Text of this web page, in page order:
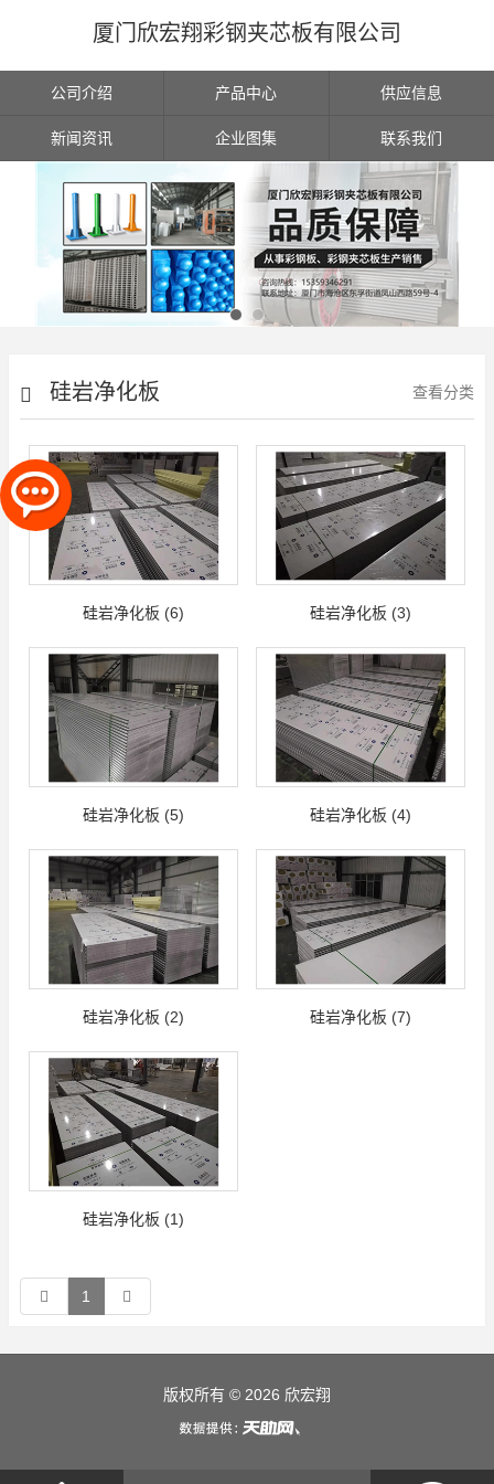
厦门欣宏翔彩钢夹芯板有限公司
公司介绍 产品中心 供应信息
新闻资讯 企业图集 联系我们
硅岩净化板 查看分类
硅岩净化板 (6) 硅岩净化板 (3)
硅岩净化板 (5) 硅岩净化板 (4)
硅岩净化板 (2) 硅岩净化板 (7)
硅岩净化板 (1)
1
版权所有 © 2026 欣宏翔